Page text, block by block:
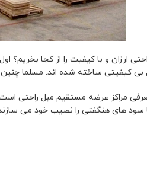
و با کیفیت را از کجا بخریم؟
بی کیفیتی ساخته شده اند. مسلما
مراکز عرضه مستقیم مبل راحتی
های هنگفتی را نصیب خود می